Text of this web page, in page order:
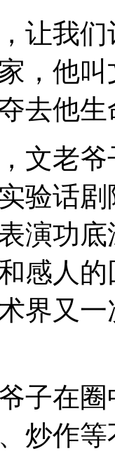
让我
，他
去他
文老
验话
演功
感人
界又
子在
炒作